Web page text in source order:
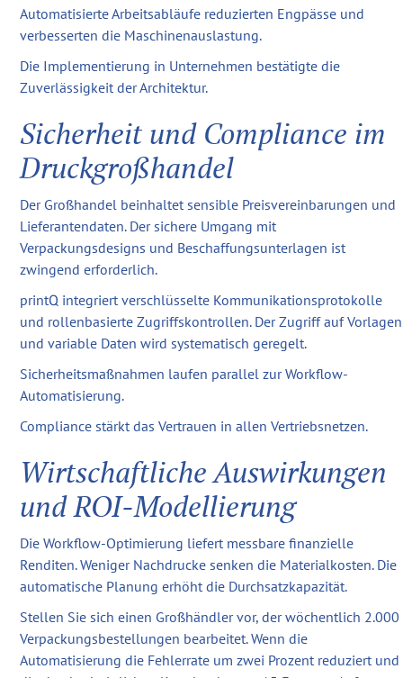
Automatisierte Arbeitsabläufe reduzierten Engpässe und
verbesserten die Maschinenauslastung.
Die Implementierung in Unternehmen bestätigte die
Zuverlässigkeit der Architektur.
Sicherheit und Compliance im
Druckgroßhandel
Der Großhandel beinhaltet sensible Preisvereinbarungen und
Lieferantendaten. Der sichere Umgang mit
Verpackungsdesigns und Beschaffungsunterlagen ist
zwingend erforderlich.
printQ integriert verschlüsselte Kommunikationsprotokolle
und rollenbasierte Zugriffskontrollen. Der Zugriff auf Vorlagen
und variable Daten wird systematisch geregelt.
Sicherheitsmaßnahmen laufen parallel zur Workflow-
Automatisierung.
Compliance stärkt das Vertrauen in allen Vertriebsnetzen.
Wirtschaftliche Auswirkungen
und ROI-Modellierung
Die Workflow-Optimierung liefert messbare finanzielle
Renditen. Weniger Nachdrucke senken die Materialkosten. Die
automatische Planung erhöht die Durchsatzkapazität.
Stellen Sie sich einen Großhändler vor, der wöchentlich 2.000
Verpackungsbestellungen bearbeitet. Wenn die
Automatisierung die Fehlerrate um zwei Prozent reduziert und